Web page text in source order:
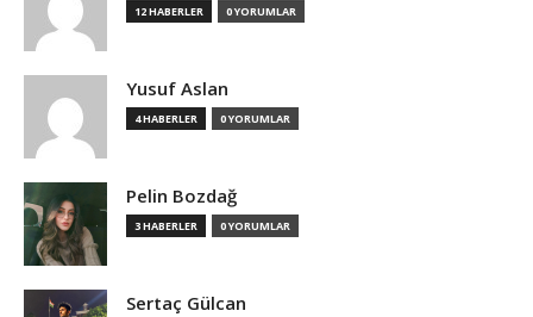
12 HABERLER 0 YORUMLAR
Yusuf Aslan
4 HABERLER 0 YORUMLAR
Pelin Bozdağ
3 HABERLER 0 YORUMLAR
Sertaç Gülcan